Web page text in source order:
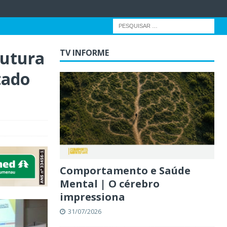
TV INFORME
Comportamento e Saúde
Mental | O cérebro
impressiona
31/07/2026